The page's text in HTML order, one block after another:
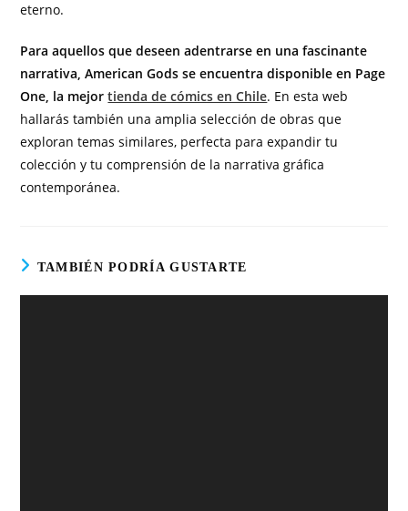
eterno.
Para aquellos que deseen adentrarse en una fascinante
narrativa, American Gods se encuentra disponible en Page
One, la mejortienda de cómics en Chile. En esta web
hallarás también una amplia selección de obras que
exploran temas similares, perfecta para expandir tu
colección y tu comprensión de la narrativa gráfica
contemporánea.
TAMBIÉN PODRÍA GUSTARTE